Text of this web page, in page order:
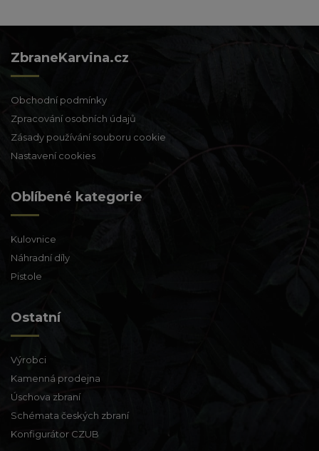
ZbraneKarvina.cz
Obchodní podmínky
Zpracování osobních údajů
Zásady používání souboru cookie
Nastavení cookies
Oblíbené kategorie
Kulovnice
Náhradní díly
Pistole
Ostatní
Výrobci
Kamenná prodejna
Úschova zbraní
Schémata českých zbraní
Konfigurátor CZUB